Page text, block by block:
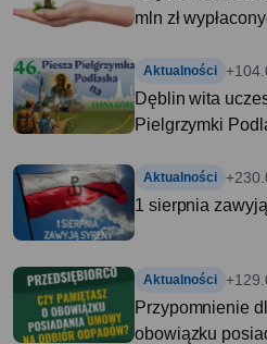
mln zł
Aktualności +1
Dęblin wita
Pielgrzymki
Aktualności +2
1 sierpnia
Aktualności +1
Przypomnienie
obowiązku